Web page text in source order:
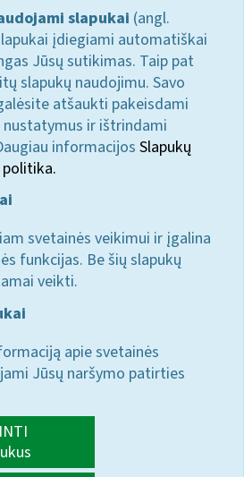
slapukai (angl.
įdiegiami automatiškai
Jūsų sutikimas. Taip pat
slapukų naudojimu. Savo
atšaukti pakeisdami
ir ištrindami
informacijos Slapukų
svetainės veikimui ir įgalina
funkcijas. Be šių slapukų
veikti.
apie svetainės
Jūsų naršymo patirties